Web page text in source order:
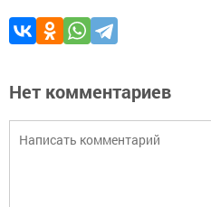
Нет комментариев